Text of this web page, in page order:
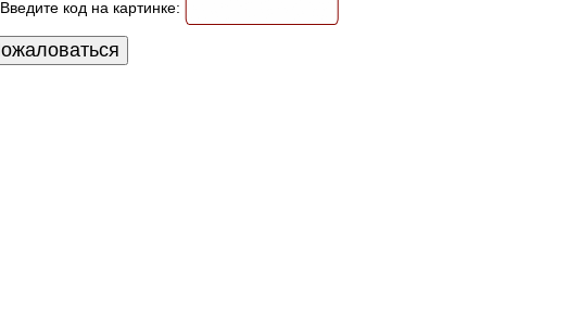
Введите код на картинке: